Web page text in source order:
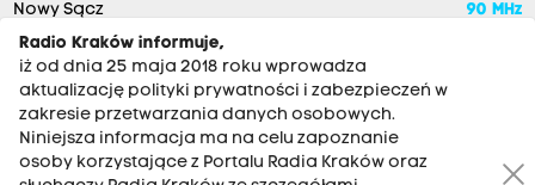
Nowy Sącz
90 MHz
Radio Kraków informuje,
iż od dnia 25 maja 2018 roku wprowadza
aktualizację polityki prywatności i zabezpieczeń w
zakresie przetwarzania danych osobowych.
Niniejsza informacja ma na celu zapoznanie
osoby korzystające z Portalu Radia Kraków oraz